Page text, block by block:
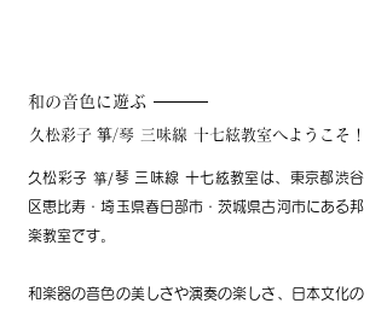
和の音色に遊ぶ
久松彩子 箏/琴 三味線 十七絃教室へようこそ！
久松彩子 箏/琴 三味線 十七絃教室は、東京都渋谷
区恵比寿・埼玉県春日部市・茨城県古河市にある邦
楽教室です。
和楽器の音色の美しさや演奏の楽しさ、日本文化の